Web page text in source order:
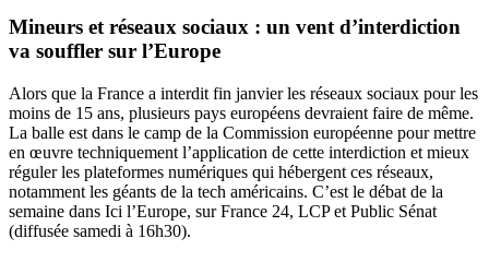
Mineurs et réseaux sociaux : un vent d’interdiction
va souffler sur l’Europe
Alors que la France a interdit fin janvier les réseaux sociaux pour les
moins de 15 ans, plusieurs pays européens devraient faire de même.
La balle est dans le camp de la Commission européenne pour mettre
en œuvre techniquement l’application de cette interdiction et mieux
réguler les plateformes numériques qui hébergent ces réseaux,
notamment les géants de la tech américains. C’est le débat de la
semaine dans Ici l’Europe, sur France 24, LCP et Public Sénat
(diffusée samedi à 16h30).